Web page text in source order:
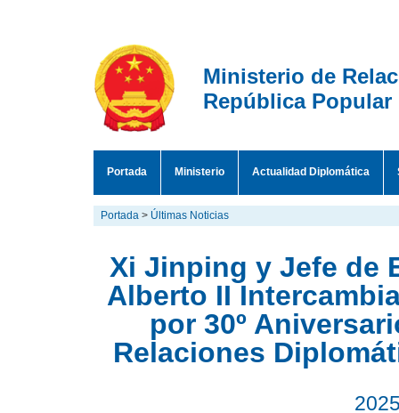
Ministerio de
República Popular
Portada Ministerio Actualidad Diplomática
Portada > Últimas Noticias
Xi Jinping y Jefe de
Alberto II
por 30º
Relaciones